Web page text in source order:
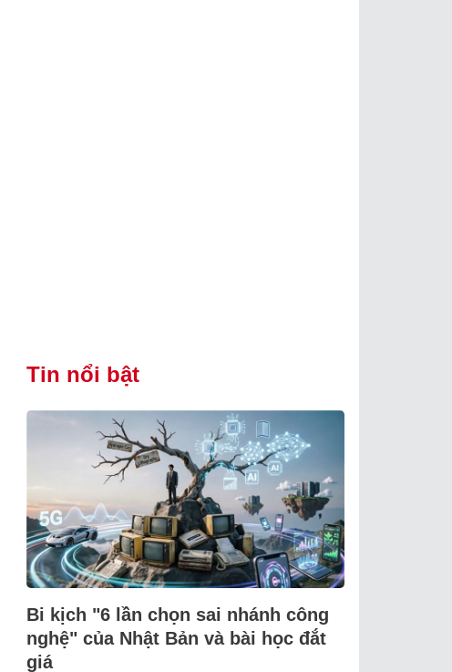
Tin nổi bật
Bi kịch "6 lần chọn sai nhánh công
nghệ" của Nhật Bản và bài học đắt
giá